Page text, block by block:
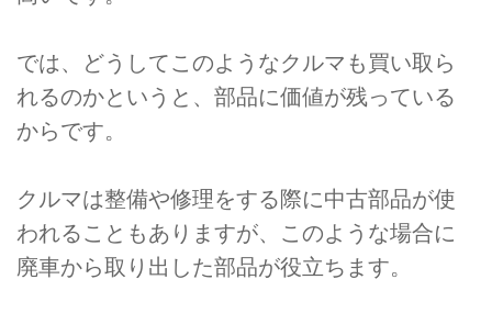
では、どうしてこのようなクルマも買い取ら
れるのかというと、部品に価値が残っている
からです。
クルマは整備や修理をする際に中古部品が使
われることもありますが、このような場合に
廃車から取り出した部品が役立ちます。